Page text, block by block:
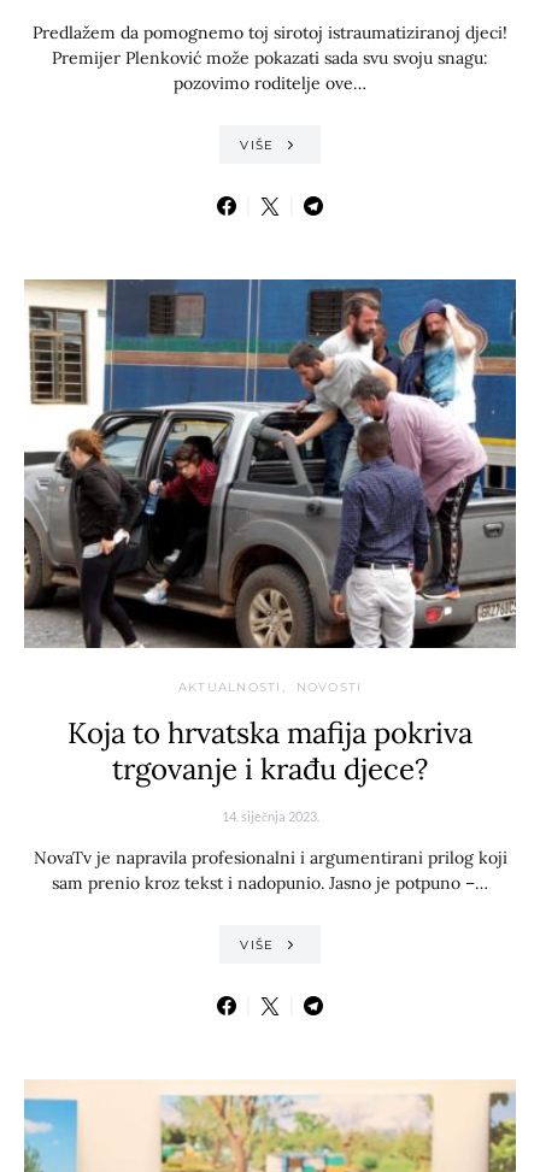
Predlažem da pomognemo toj sirotoj istraumatiziranoj djeci!
Premijer Plenković može pokazati sada svu svoju snagu:
pozovimo roditelje ove…
VIŠE
AKTUALNOSTI NOVOSTI
Koja to hrvatska mafija pokriva
trgovanje i krađu djece?
14. siječnja 2023.
NovaTv je napravila profesionalni i argumentirani prilog koji
sam prenio kroz tekst i nadopunio. Jasno je potpuno –…
VIŠE